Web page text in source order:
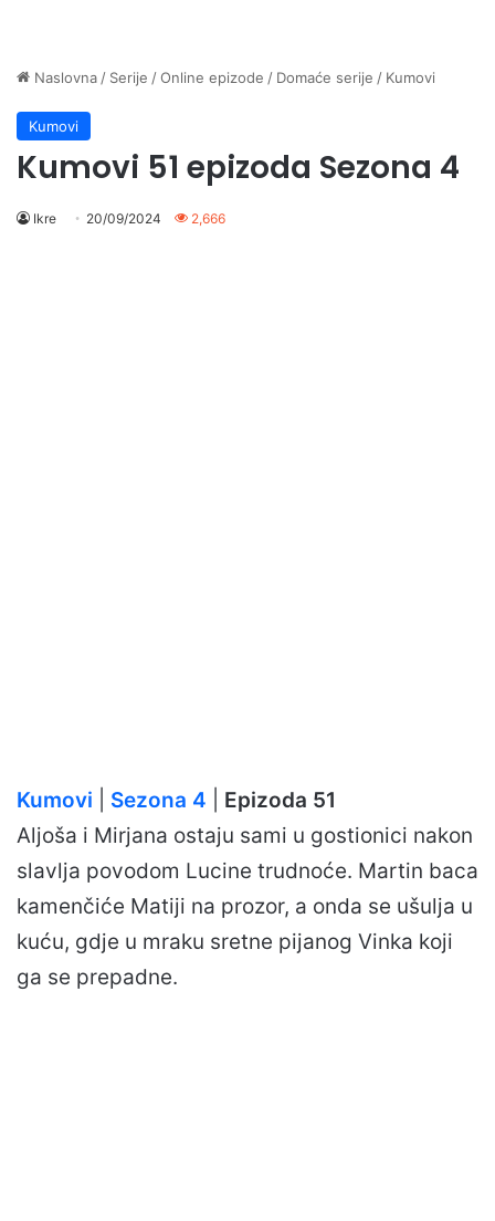
Naslovna / Serije /Online epizode / Domaće serije / Kumovi
Kumovi
Kumovi 51 epizoda Sezona 4
Ikre 20/09/2024 2,666
Kumovi Sezona 4
Epizoda 51
Aljoša i Mirjana ostaju sami u gostionici nakon
slavlja povodom Lucine trudnoće. Martin baca
kamenčiće Matiji na prozor, a onda se ušulja u
kuću, gdje u mraku sretne pijanog Vinka koji
ga se prepadne.